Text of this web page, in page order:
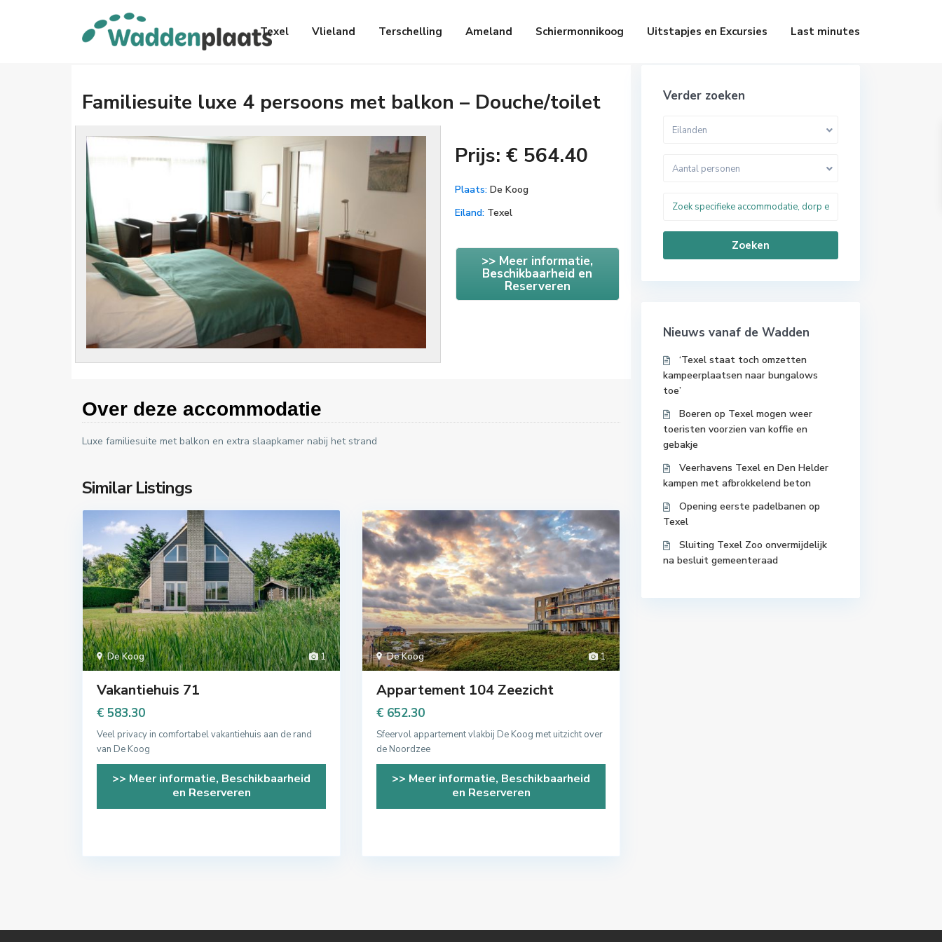
Texel Vlieland Terschelling Ameland Schiermonnikoog Uitstapjes en Excursies Last minutes
Familiesuite luxe 4 persoons met balkon – Douche/toilet
Prijs: € 564.40
Plaats: De Koog
Eiland: Texel
>> Meer informatie,
Beschikbaarheid en
Reserveren
Over deze accommodatie
Luxe familiesuite met balkon en extra slaapkamer nabij het strand
Similar Listings
1
De Koog
Vakantiehuis 71
€ 583.30
Veel privacy in comfortabel vakantiehuis aan de rand
van De Koog
>> Meer informatie, Beschikbaarheid
en Reserveren
1
De Koog
Appartement 104 Zeezicht
€ 652.30
Sfeervol appartement vlakbij De Koog met uitzicht over
de Noordzee
>> Meer informatie, Beschikbaarheid
en Reserveren
Verder zoeken
Eilanden
Aantal personen
Zoeken
Nieuws vanaf de Wadden
‘Texel staat toch omzetten
kampeerplaatsen naar bungalows
toe’
Boeren op Texel mogen weer
toeristen voorzien van koffie en
gebakje
Veerhavens Texel en Den Helder
kampen met afbrokkelend beton
Opening eerste padelbanen op
Texel
Sluiting Texel Zoo onvermijdelijk
na besluit gemeenteraad